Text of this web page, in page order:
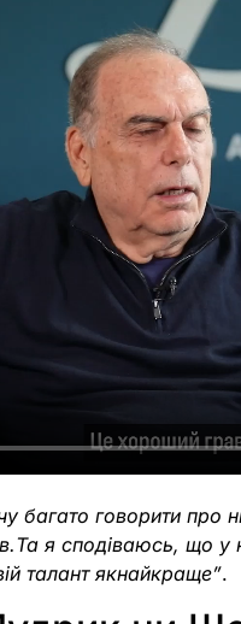
багато говорити про
я сподіваюсь, що у
талант якнайкраще”.